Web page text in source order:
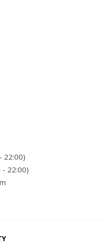
22:00)
- 22:00)